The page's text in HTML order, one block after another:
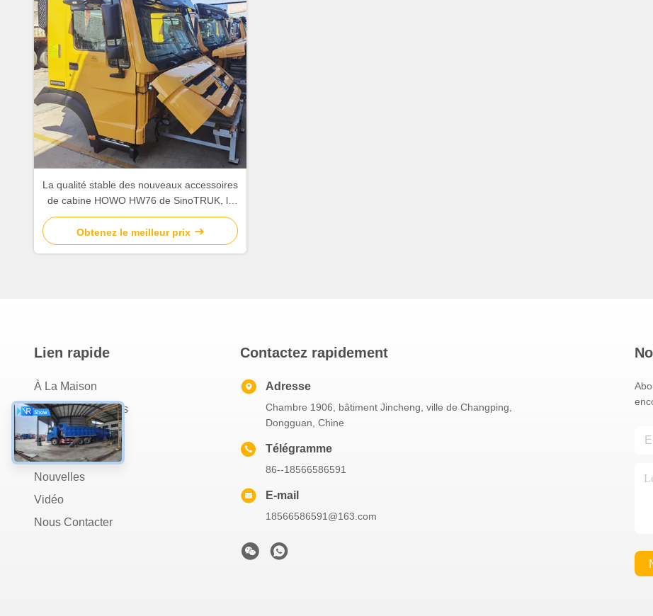
La qualité stable des nouveaux accessoires
de cabine HOWO HW76 de SinoTRUK, la
quantité minimale de commande du
nouveau modèle 2016 est de 1 pièce
Obtenez le meilleur prix
Lien rapide
À La Maison
À Propos De Nous
Produits
Les Affaires
Nouvelles
Vidéo
Nous Contacter
Contactez rapidement
Adresse
Chambre 1906, bâtiment Jincheng, ville de Changping,
Dongguan, Chine
Télégramme
86--18566586591
E-mail
18566586591@163.com